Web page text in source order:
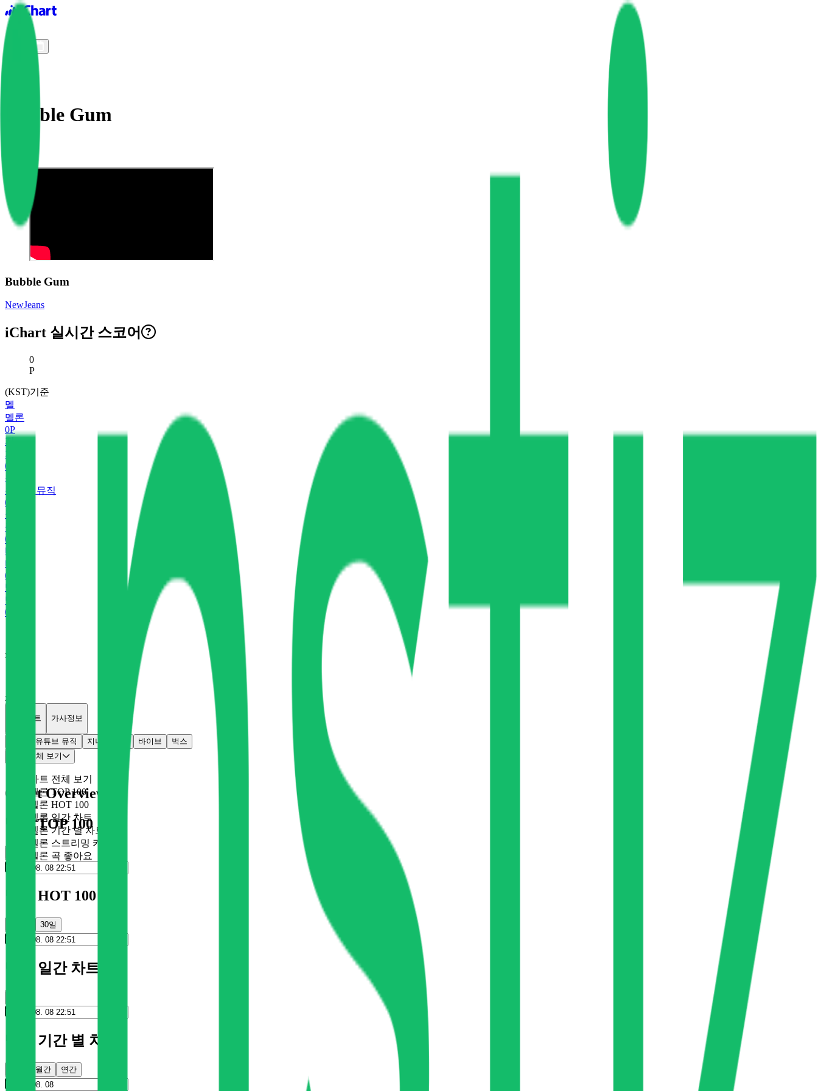
iChart logo
Bubble Gum
Bubble Gum
NewJeans
iChart 실시간 스코어
현재 스코어
0
P
(KST)기준
멜
멜론
0P
지
지니
0
유
유튜브 뮤직
0
플
플로
0
바
바이브
0
벅
벅스
0
x
x
개별차트 가사정보
유튜브 뮤직 지니 바이브
벅스
차트 전체 보기
차트 전체 보기
멜론 TOP 100
멜론 HOT 100
멜론 일간 차트
멜론 기간 별 차트
멜론 스트리밍 카드
멜론 곡 좋아요
Chart Overview
멜론 TOP 100
멜론 HOT 100
30일
멜론 일간 차트
멜론 기간 별 차트
월간 연간